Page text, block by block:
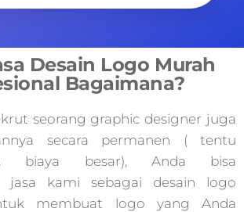
Desain Logo Murah
Bagaimana?
seorang graphic designer juga
secara permanen ( tentu
biaya besar), Anda bisa
jasa kami sebagai desain logo
membuat logo yang Anda